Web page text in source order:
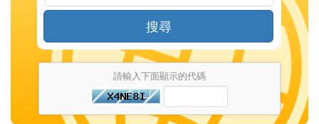
搜尋
請輸入下面顯示的代碼